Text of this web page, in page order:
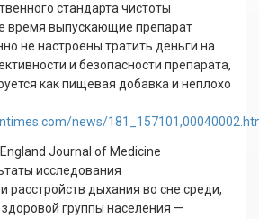
стандарта чистоты
время выпускающие препарат
не настроены тратить деньги на
и безопасности препарата,
как пищевая добавка и неплохо
news/
Journal of Medicine
исследования
расстройств дыхания во сне среди,
группы населения —